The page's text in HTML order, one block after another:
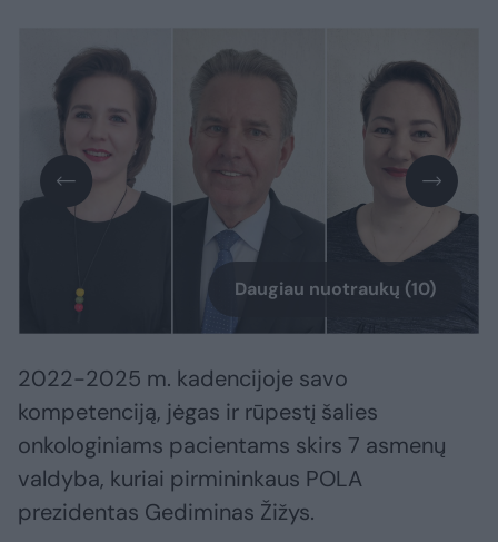
Daugiau nuotraukų (10)
2022-2025 m. kadencijoje savo
kompetenciją, jėgas ir rūpestį šalies
onkologiniams pacientams skirs 7 asmenų
valdyba, kuriai pirmininkaus POLA
prezidentas Gediminas Žižys.